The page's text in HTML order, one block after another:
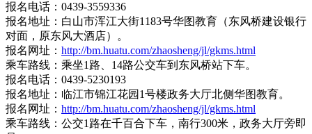
报名电话：0439-3559336
报名地址：白山市浑江大街1183号华图教育（东风桥建设银行
对面，原东风大酒店）。
报名网址： http://bm.huatu.com/zhaosheng/jl/gkms.html
乘车路线：乘坐1路、14路公交车到东风桥站下车。
报名电话：0439-5230193
报名地址：临江市锦江花园1号楼政务大厅北侧华图教育。
报名网址： http://bm.huatu.com/zhaosheng/jl/gkms.html
乘车路线：公交1路在千百合下车，南行300米，政务大厅旁即